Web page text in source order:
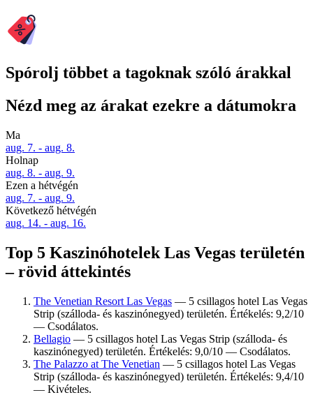
Spórolj többet a tagoknak szóló árakkal
Nézd meg az árakat ezekre a dátumokra
Ma
aug. 7. - aug. 8.
Holnap
aug. 8. - aug. 9.
Ezen a hétvégén
aug. 7. - aug. 9.
Következő hétvégén
aug. 14. - aug. 16.
Top 5 Kaszinóhotelek Las Vegas területén
– rövid áttekintés
The Venetian Resort Las Vegas — 5 csillagos hotel Las Vegas
Strip (szálloda- és kaszinónegyed) területén. Értékelés: 9,2/10
— Csodálatos.
Bellagio — 5 csillagos hotel Las Vegas Strip (szálloda- és
kaszinónegyed) területén. Értékelés: 9,0/10 — Csodálatos.
The Palazzo at The Venetian — 5 csillagos hotel Las Vegas
Strip (szálloda- és kaszinónegyed) területén. Értékelés: 9,4/10
— Kivételes.